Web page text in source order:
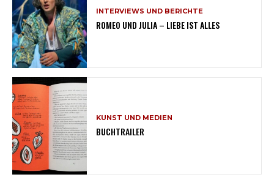
INTERVIEWS UND BERICHTE
ROMEO UND JULIA – LIEBE IST ALLES
KUNST UND MEDIEN
BUCHTRAILER